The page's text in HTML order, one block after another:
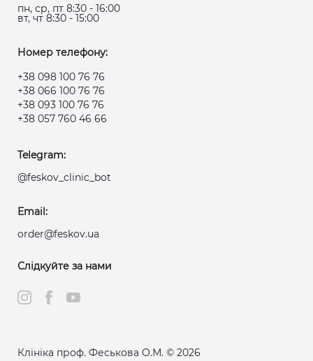
пн, ср, пт 8:30 - 16:00
вт, чт 8:30 - 15:00
Номер телефону:
+38 098 100 76 76
+38 066 100 76 76
+38 093 100 76 76
+38 057 760 46 66
Telegram:
@feskov_clinic_bot
Email:
order@feskov.ua
Слідкуйте за нами
Клініка проф. Феськова О.М. © 2026